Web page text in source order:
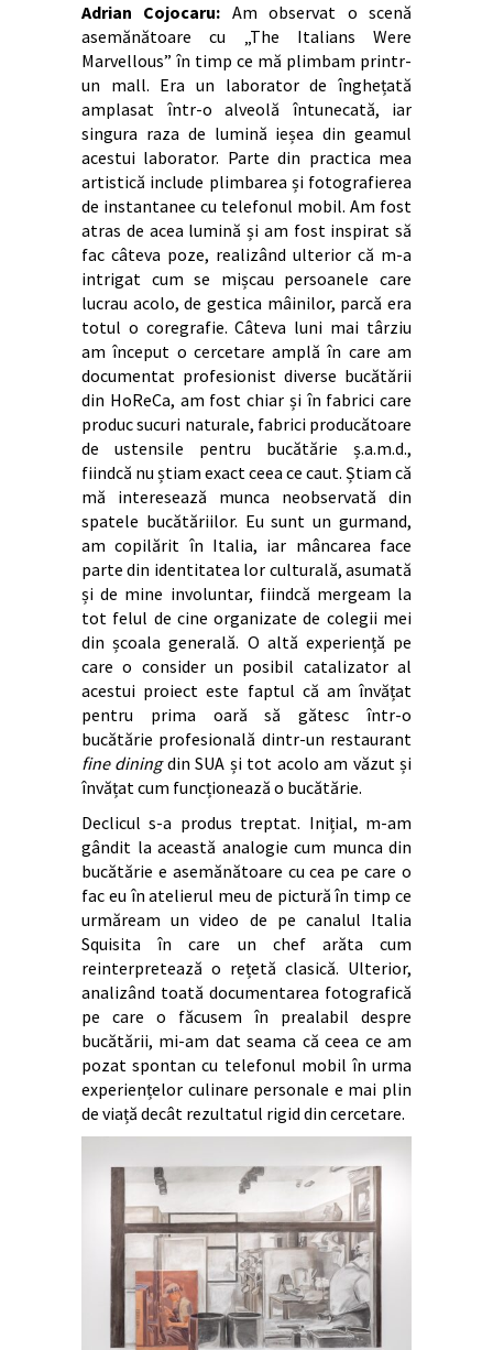
Adrian Cojocaru: Am observat o scenă
asemănătoare cu „The Italians Were
Marvellous” în timp ce mă plimbam printr-
un mall. Era un laborator de înghețată
amplasat într-o alveolă întunecată, iar
singura raza de lumină ieșea din geamul
acestui laborator. Parte din practica mea
artistică include plimbarea și fotografierea
de instantanee cu telefonul mobil. Am fost
atras de acea lumină și am fost inspirat să
fac câteva poze, realizând ulterior că m-a
intrigat cum se mișcau persoanele care
lucrau acolo, de gestica mâinilor, parcă era
totul o coregrafie. Câteva luni mai târziu
am început o cercetare amplă în care am
documentat profesionist diverse bucătării
din HoReCa, am fost chiar și în fabrici care
produc sucuri naturale, fabrici producătoare
de ustensile pentru bucătărie ș.a.m.d.,
fiindcă nu știam exact ceea ce caut. Știam că
mă interesează munca neobservată din
spatele bucătăriilor. Eu sunt un gurmand,
am copilărit în Italia, iar mâncarea face
parte din identitatea lor culturală, asumată
și de mine involuntar, fiindcă mergeam la
tot felul de cine organizate de colegii mei
din școala generală. O altă experiență pe
care o consider un posibil catalizator al
acestui proiect este faptul că am învățat
pentru prima oară să gătesc într-o
bucătărie profesională dintr-un restaurant
fine diningdin SUA și tot acolo am văzut și
învățat cum funcționează o bucătărie.
Declicul s-a produs treptat. Inițial, m-am
gândit la această analogie cum munca din
bucătărie e asemănătoare cu cea pe care o
fac eu în atelierul meu de pictură în timp ce
urmăream un video de pe canalul Italia
Squisita în care un chef arăta cum
reinterpretează o rețetă clasică. Ulterior,
analizând toată documentarea fotografică
pe care o făcusem în prealabil despre
bucătării, mi-am dat seama că ceea ce am
pozat spontan cu telefonul mobil în urma
experiențelor culinare personale e mai plin
de viață decât rezultatul rigid din cercetare.